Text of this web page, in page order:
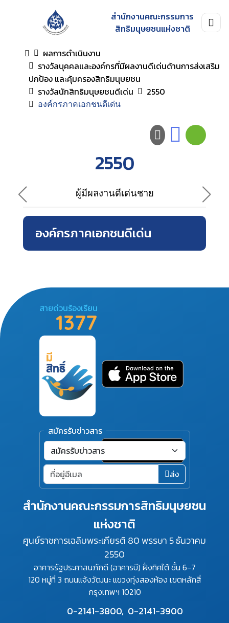
สำนักงานคณะกรรมการ
สิทธิมนุษยชนแห่งชาติ
ผลการดำเนินงาน
รางวัลบุคคลและองค์กรที่มีผลงานดีเด่นด้านการส่งเสริม
ปกป้อง และคุ้มครองสิทธิมนุษยชน
รางวัลนักสิทธิมนุษยชนดีเด่น
2550
องค์กรภาคเอกชนดีเด่น
2550
ผู้มีผลงานดีเด่นชาย
องค์กรภาคเอกชนดีเด่น
สำนักงานคณะกรรมการสิทธิมนุษยชน
แห่งชาติ
ศูนย์ราชการเฉลิมพระเกียรติ 80 พรรษา 5 ธันวาคม
2550
อาคารรัฐประศาสนภักดี (อาคารบี) ฝั่งทิศใต้ ชั้น 6-7
120 หมู่ที่ 3 ถนนแจ้งวัฒนะ แขวงทุ่งสองห้อง เขตหลักสี่
กรุงเทพฯ 10210
0-2141-3800, 0-2141-3900
สายด่วนร้องเรียน
1377
สมัครรับข่าวสาร
ส่ง